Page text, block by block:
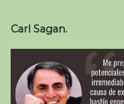
Carl Sagan.